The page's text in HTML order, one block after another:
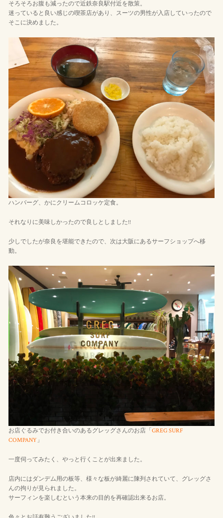
そろそろお腹も減ったので近鉄奈良駅付近を散策。
迷っていると良い感じの喫茶店があり、スーツの男性が入店していったので
そこに決めました。
ハンバーグ、かにクリームコロッケ定食。
それなりに美味しかったので良しとしました!!
少しでしたが奈良を堪能できたので、次は大阪にあるサーフショップへ移
動。
お店ぐるみでお付き合いのあるグレッグさんのお店「 GREG SURF
COMPANY」
一度伺ってみたく、やっと行くことが出来ました。
店内にはダンデム用の板等、様々な板が綺麗に陳列されていて、グレッグさ
んの拘りが見られました。
サーフィンを楽しむという本来の目的を再確認出来るお店。